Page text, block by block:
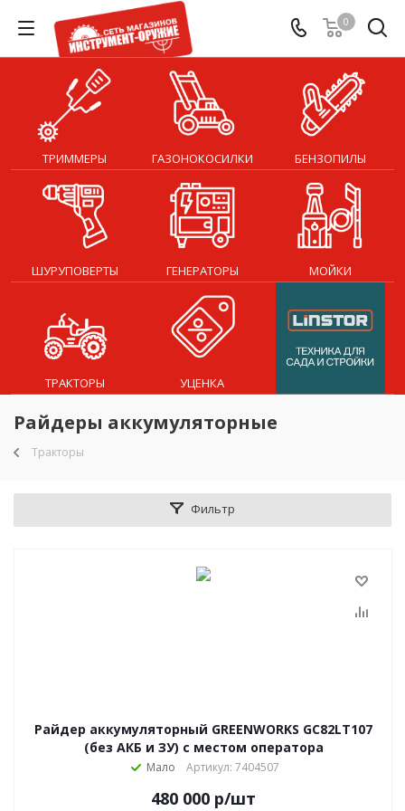
0
ТРИММЕРЫ ГАЗОНОКОСИЛКИ БЕНЗОПИЛЫ
ШУРУПОВЕРТЫ ГЕНЕРАТОРЫ МОЙКИ
ТРАКТОРЫ УЦЕНКА
Райдеры аккумуляторные
Тракторы
Фильтр
Райдер аккумуляторный GREENWORKS GC82LT107
(без АКБ и ЗУ) с местом оператора
Мало Артикул: 7404507
480 000 р/шт